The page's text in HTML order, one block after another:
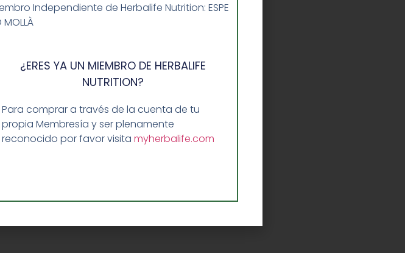
Independiente de Herbalife Nutrition: ESPE
MOLLÀ
¿ERES YA UN MIEMBRO DE HERBALIFE
NUTRITION?
Para comprar a través de la cuenta de tu
propia Membresía y ser plenamente
reconocido por favor visita myherbalife.com